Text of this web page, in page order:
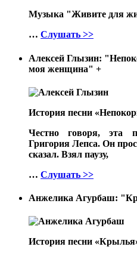
Музыка "Живите для
… Слушать >>
Алексей Глызин:
моя женщина" +
История песни
Честно говоря, эта
Григория Лепса. Он
сказал. Взял паузу,
… Слушать >>
Анжелика Агурбаш:
История песни